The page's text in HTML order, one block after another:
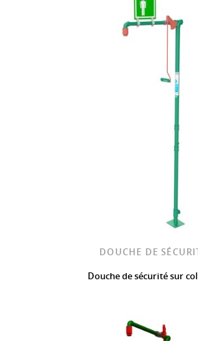
DOUCHE DE
Douche de sécurité sur